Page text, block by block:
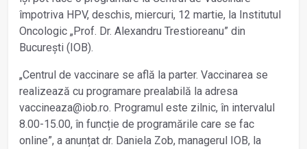
împotriva HPV, deschis, miercuri, 12 martie, la Institutul
Oncologic „Prof. Dr. Alexandru Trestioreanu” din
București (IOB).
„Centrul de vaccinare se află la parter. Vaccinarea se
realizează cu programare prealabilă la adresa
vaccineaza@iob.ro. Programul este zilnic, în intervalul
8.00-15.00, în funcție de programările care se fac
online”, a anunțat dr. Daniela Zob, managerul IOB, la